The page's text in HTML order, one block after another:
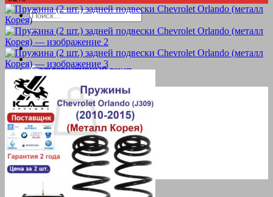
Искать:
Корзина пуста.
Вернуться в магазин